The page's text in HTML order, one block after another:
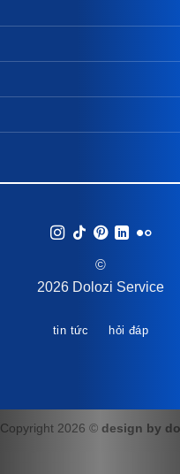
©
2026 Dolozi Service
tin tức hỏi đáp
Copyright 2026 © design by